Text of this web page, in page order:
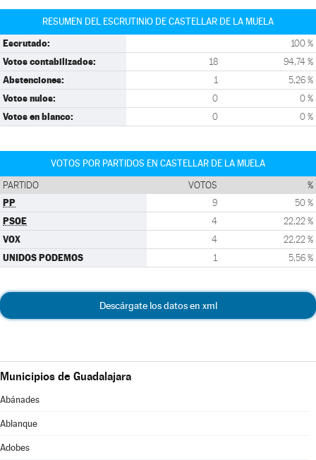
RESUMEN DEL ESCRUTINIO DE CASTELLAR DE LA MUELA
Escrutado: 100 %
Votos contabilizados: 18 94,74 %
Abstenciones: 1 5,26 %
Votos nulos: 0 0 %
Votos en blanco: 0 0 %
VOTOS POR PARTIDOS EN CASTELLAR DE LA MUELA
PARTIDO VOTOS %
PP 9 50 %
PSOE 4 22,22 %
VOX 4 22,22 %
UNIDOS PODEMOS 1 5,56 %
Descárgate los datos en xml
Municipios de Guadalajara
Abánades
Ablanque
Adobes